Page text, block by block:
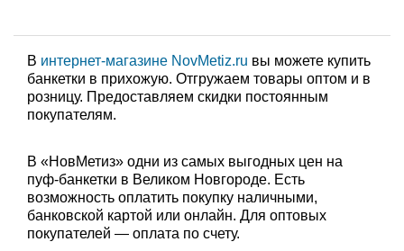
В интернет-магазине NovMetiz.ru вы можете купить
банкетки в прихожую. Отгружаем товары оптом и в
розницу. Предоставляем скидки постоянным
покупателям.
В «НовМетиз» одни из самых выгодных цен на
пуф-банкетки в Великом Новгороде. Есть
возможность оплатить покупку наличными,
банковской картой или онлайн. Для оптовых
покупателей — оплата по счету.